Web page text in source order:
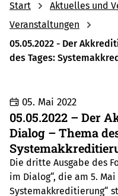
Start
Aktuelles und
Veranstaltungen
05.05.2022 - Der
des Tages:
05. Mai 2022
05.05.2022 – Der
Dialog – Thema
Die dritte Ausgabe des
im Dialog“, die am 5. Mai
Systemakkreditierung“